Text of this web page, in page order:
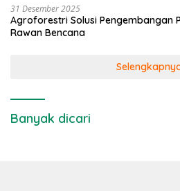
31 Desember 2025
Agroforestri Solusi Pengembangan
Rawan Bencana
Banyak dicari